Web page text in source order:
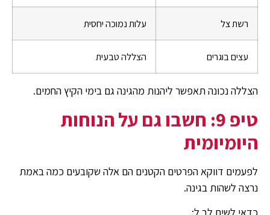
רשת צל עלות נמוכה יחסית
עצים בוגרים הצללה טבעית
הצללה נכונה תאפשר ליהנות מהגינה גם בימי הקיץ החמים.
טיפ 9: חשבו גם על הנוחות
היומיומית
לפעמים דווקא הפרטים הקטנים הם אלה שקובעים כמה באמת
נרצה לשהות בגינה.